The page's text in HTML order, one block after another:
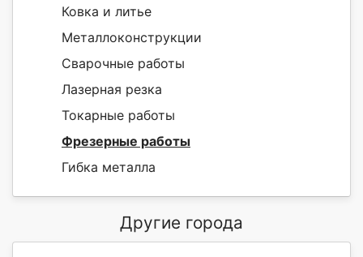
Ковка и литье
Металлоконструкции
Сварочные работы
Лазерная резка
Токарные работы
Фрезерные работы
Гибка металла
Другие города